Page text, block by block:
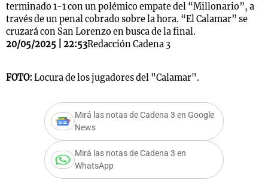
terminado 1-1 con un polémico empate del “Millonario”, a
través de un penal cobrado sobre la hora. “El Calamar” se
cruzará con San Lorenzo en busca de la final.
20/05/2025 | 22:53Redacción Cadena 3
FOTO: Locura de los jugadores del "Calamar".
Mirá las notas de Cadena 3 en Google
News
Mirá las notas de Cadena 3 en
WhatsApp
Notas
Mundial 2026
La Sole en
Cadena 3